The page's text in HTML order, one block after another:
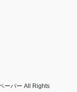
ーパー All Rights